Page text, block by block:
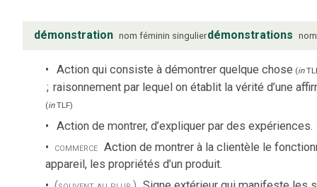
démonstration nom féminin singulierdémonstrations nom
Action qui consiste à démontrer quelque chose (in
; raisonnement par lequel on établit la vérité d’une
(inTLF)
Action de montrer, d’expliquer par des expériences.
commerce Action de montrer à la clientèle le
appareil, les propriétés d’un produit.